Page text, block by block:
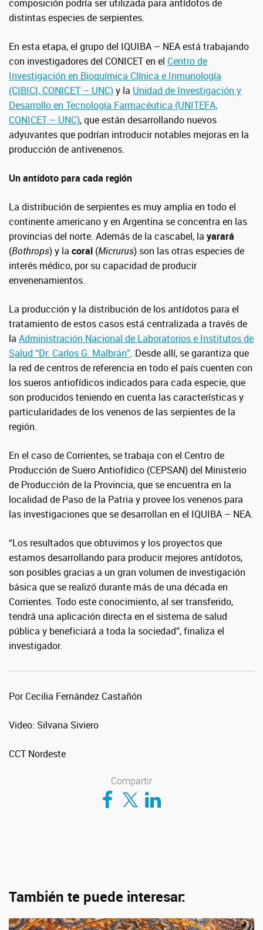
composición podría ser utilizada para antídotos de
distintas especies de serpientes.
En esta etapa, el grupo del IQUIBA – NEA está trabajando
con investigadores del CONICET en el Centro de
Investigación en Bioquímica Clínica e Inmunología
(CIBICI, CONICET – UNC)y la Unidad de Investigación y
Desarrollo en Tecnología Farmacéutica (UNITEFA,
CONICET – UNC), que están desarrollando nuevos
adyuvantes que podrían introducir notables mejoras en la
producción de antivenenos.
Un antídoto para cada región
La distribución de serpientes es muy amplia en todo el
continente americano y en Argentina se concentra en las
provincias del norte. Además de la cascabel, la yarará
(Bothrops)y la coral (Micrurus) son las otras especies de
interés médico, por su capacidad de producir
envenenamientos.
La producción y la distribución de los antídotos para el
tratamiento de estos casos está centralizada a través de
la Administración Nacional de Laboratorios e Institutos de
Salud “Dr. Carlos G. Malbrán”. Desde allí, se garantiza que
la red de centros de referencia en todo el país cuenten con
los sueros antiofídicos indicados para cada especie, que
son producidos teniendo en cuenta las características y
particularidades de los venenos de las serpientes de la
región.
En el caso de Corrientes, se trabaja con el Centro de
Producción de Suero Antiofídico (CEPSAN) del Ministerio
de Producción de la Provincia, que se encuentra en la
localidad de Paso de la Patria y provee los venenos para
las investigaciones que se desarrollan en el IQUIBA – NEA.
“Los resultados que obtuvimos y los proyectos que
estamos desarrollando para producir mejores antídotos,
son posibles gracias a un gran volumen de investigación
básica que se realizó durante más de una década en
Corrientes. Todo este conocimiento, al ser transferido,
tendrá una aplicación directa en el sistema de salud
pública y beneficiará a toda la sociedad”, finaliza el
investigador.
Por Cecilia Fernández Castañón
Video: Silvana Siviero
CCT Nordeste
Compartir
Compartir en Facebook
Compartir en TwitterCompartir en LinkedIn
También te puede interesar: